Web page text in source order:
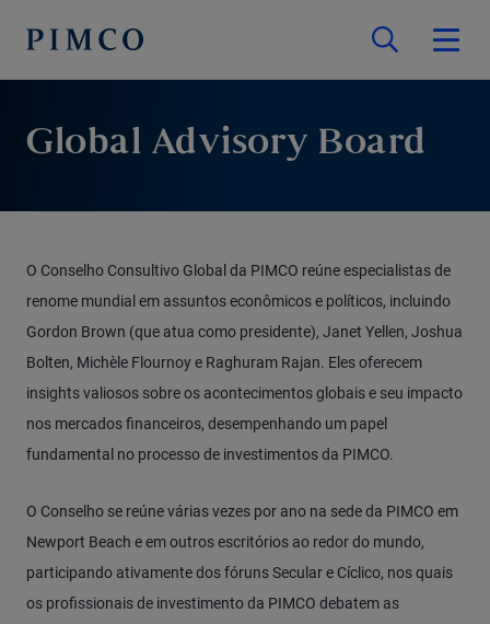
Global Advisory Board
O Conselho Consultivo Global da PIMCO reúne especialistas de
renome mundial em assuntos econômicos e políticos, incluindo
Gordon Brown (que atua como presidente), Janet Yellen, Joshua
Bolten, Michèle Flournoy e Raghuram Rajan. Eles oferecem
insights valiosos sobre os acontecimentos globais e seu impacto
nos mercados financeiros, desempenhando um papel
fundamental no processo de investimentos da PIMCO.
O Conselho se reúne várias vezes por ano na sede da PIMCO em
Newport Beach e em outros escritórios ao redor do mundo,
participando ativamente dos fóruns Secular e Cíclico, nos quais
os profissionais de investimento da PIMCO debatem as